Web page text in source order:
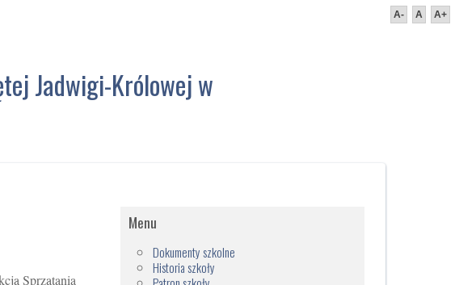
A- A A+
Jadwigi-Królowej w
Sprzątania
Menu
Dokumenty szkolne
Historia szkoły